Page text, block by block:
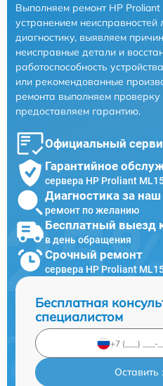
Выполняем ремонт HP Proliant
устранением
диагностику, выявляем
неисправные детали и
работоспособность
или рекомендованные
ремонта выполняем
предоставляем гарантию.
Официальный
Гарантийное
сервера HP Proliant
Диагностика за наш
ремонт по желанию
Бесплатный выезд
в день обращения
Срочный ремонт
сервера HP Proliant
Бесплатная
специалистом
Оставить